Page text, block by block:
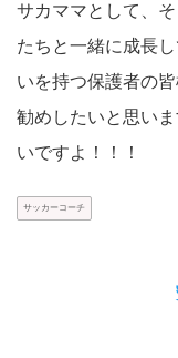
サカママとして、
たちと一緒に成長
いを持つ保護者の
勧めしたいと思い
いですよ！！！
サッカーコーチ